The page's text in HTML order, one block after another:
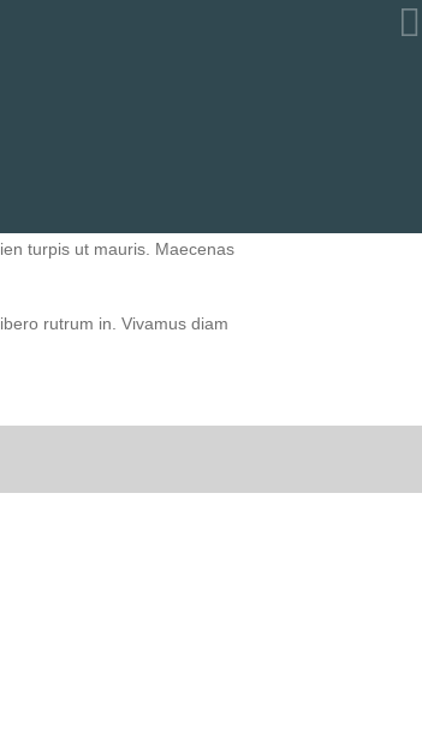
turpis ut mauris. Maecenas
rutrum in. Vivamus diam